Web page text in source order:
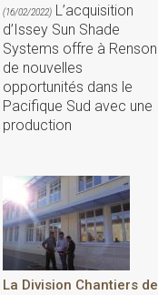
(16/02/2022) L’acquisition
d’Issey Sun Shade
Systems offre à Renson
de nouvelles
opportunités dans le
Pacifique Sud avec une
production
La Division Chantiers de